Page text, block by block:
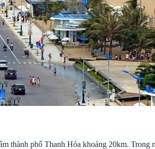
thành phố Thanh Hóa khoảng 20km.